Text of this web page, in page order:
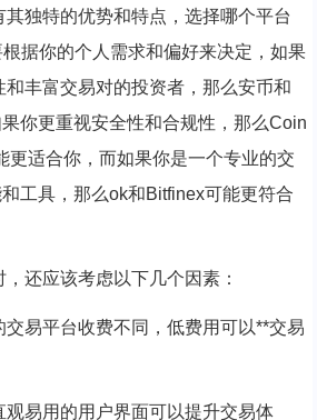
独特的优势和特点，选择哪个平台
据你的个人需求和偏好来决定，如果
丰富交易对的投资者，那么安币和
你更重视安全性和合规性，那么Coin
更适合你，而如果你是一个专业的交
工具，那么ok和Bitfinex可能更符合
还应该考虑以下几个因素：
交易平台收费不同，低费用可以**交易
观易用的用户界面可以提升交易体